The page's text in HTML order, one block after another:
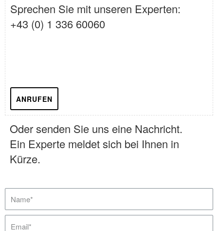
Sprechen Sie mit unseren Experten:
+43 (0) 1 336 60060
ANRUFEN
Oder senden Sie uns eine Nachricht.
Ein Experte meldet sich bei Ihnen in
Kürze.